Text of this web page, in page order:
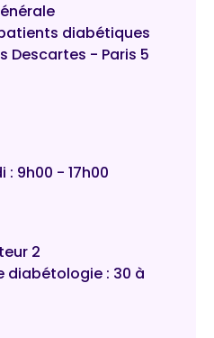
patients diabétiques
Descartes - Paris 5
: 9h00 - 17h00
2
diabétologie : 30 à